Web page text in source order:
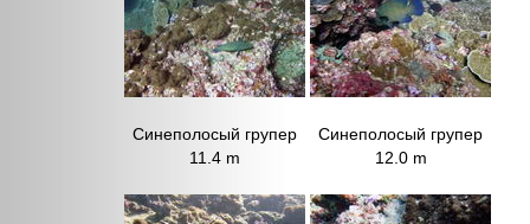
Синеполосый групер
Синеполосый групер
11.4 m
12.0 m